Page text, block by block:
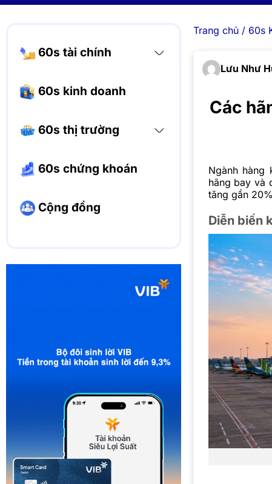
60s tài chính
60s kinh doanh
60s thị trường
60s chứng khoán
Cộng đồng
Trang chủ/ 60s
Lưu Như
Các
Ngành
hãng bay và
tăng gần
Diễn biến